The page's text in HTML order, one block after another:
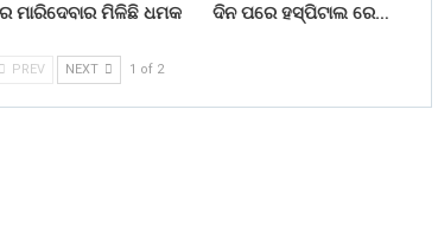
ମାରିଦେବାର ମିଳିଛି ଧମକ
ଦିନ ପରେ ହସ୍ପିଟାଲ ରେ…
PREV NEXT 1 of 2